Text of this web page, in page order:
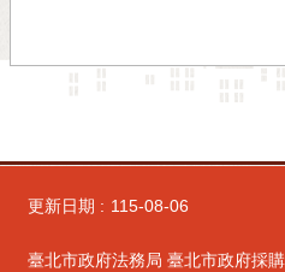
更新日期 115-08-06
臺北市政府法務局 臺北市政府採